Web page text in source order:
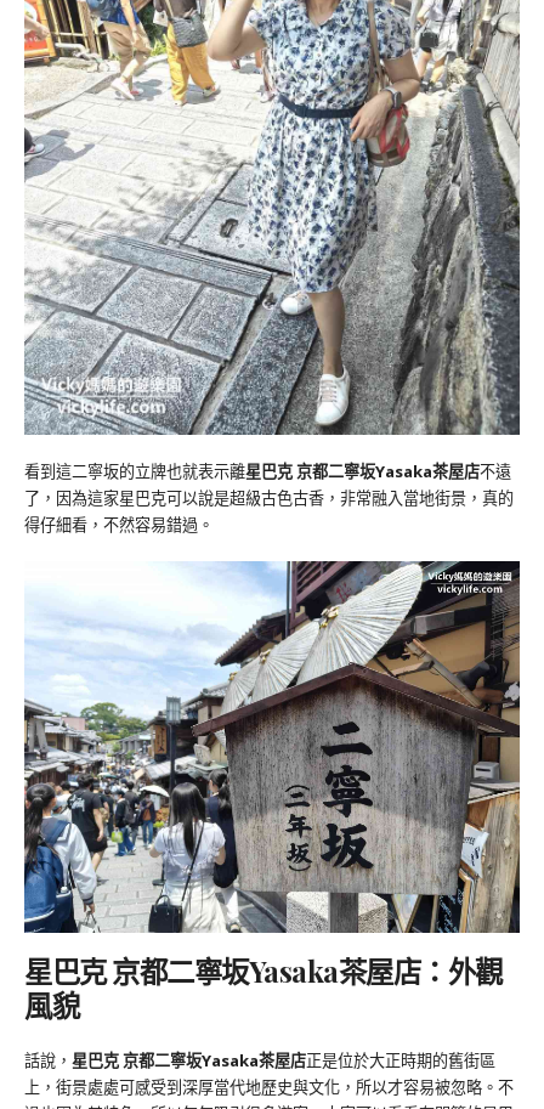
看到這二寧坂的立牌也就表示離星巴克 京都二寧坂Yasaka茶屋店不遠
了，因為這家星巴克可以說是超級古色古香，非常融入當地街景，真的
得仔細看，不然容易錯過。
星巴克 京都二寧坂Yasaka茶屋店：外觀
風貌
話說， 星巴克 京都二寧坂Yasaka茶屋店正是位於大正時期的舊街區
上，街景處處可感受到深厚當代地歷史與文化，所以才容易被忽略。不